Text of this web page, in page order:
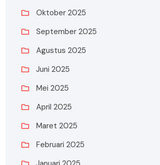
Oktober 2025
September 2025
Agustus 2025
Juni 2025
Mei 2025
April 2025
Maret 2025
Februari 2025